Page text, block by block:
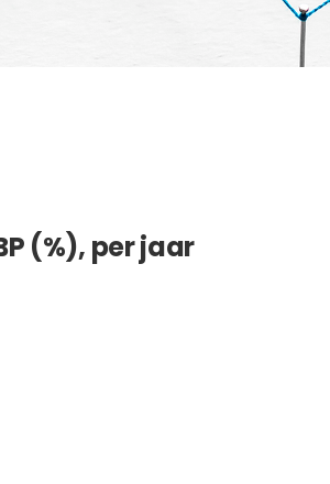
(%), per jaar